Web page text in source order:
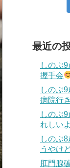
最近の
しのぶ
握手会
しのぶ
病院行
しのぶ
れしい
しのぶ
うやけ
肛門腺